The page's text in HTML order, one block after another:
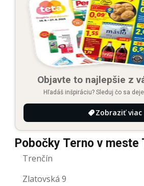
Objavte to najlepšie z
Hľadáš inšpiráciu? Sleduj čo sa
Zobraziť viac
Pobočky Terno v meste
Trenčín
Zlatovská 9